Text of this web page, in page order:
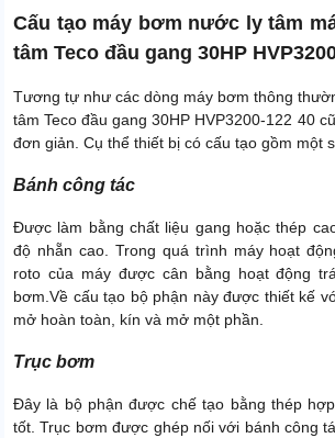
Cấu tạo máy bơm nước ly tâm
tâm Teco đầu gang 30HP
Tương tự như các dòng máy bơm thông
tâm Teco đầu gang 30HP HVP3200-122 40
đơn giản. Cụ thể thiết bị có cấu tạo gồm một
Bánh công tác
Được làm bằng chất liệu gang hoặc thép
độ nhẵn cao. Trong quá trình máy hoạt
roto của máy được cân bằng hoạt động
bơm.Về cấu tạo bộ phận này được thiết kế
mở hoàn toàn, kín và mở một phần.
Trục bơm
Đây là bộ phận được chế tạo bằng thép
tốt. Trục bơm được ghép nối với bánh công